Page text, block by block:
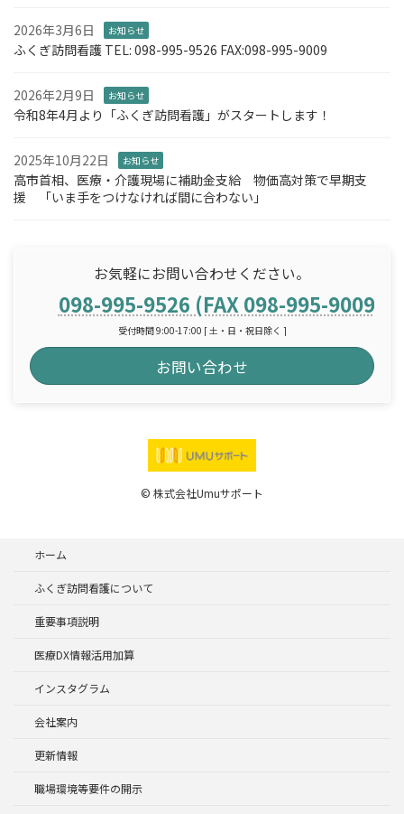
2026年3月6日 お知らせ
ふくぎ訪問看護 TEL: 098-995-9526 FAX:098-995-9009
2026年2月9日 お知らせ
令和8年4月より「ふくぎ訪問看護」がスタートします！
2025年10月22日 お知らせ
高市首相、医療・介護現場に補助金支給 物価高対策で早期支
援 「いま手をつけなければ間に合わない」
お気軽にお問い合わせください。
098-995-9526 (FAX 098-995-9009)
受付時間 9:00-17:00 [ 土・日・祝日除く ]
お問い合わせ
© 株式会社Umuサポート
ホーム
ふくぎ訪問看護について
重要事項説明
医療DX情報活用加算
インスタグラム
会社案内
更新情報
職場環境等要件の開示